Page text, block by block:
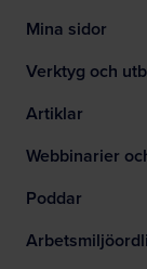
Mina sidor
Verktyg och
Artiklar
Webbinarier
Poddar